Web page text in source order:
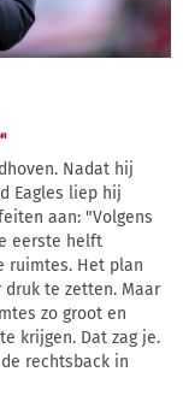
Nadat hij
Eagles liep hij
aan: "Volgens
eerste helft
ruimtes. Het plan
te zetten. Maar
zo groot en
krijgen. Dat zag je.
rechtsback in